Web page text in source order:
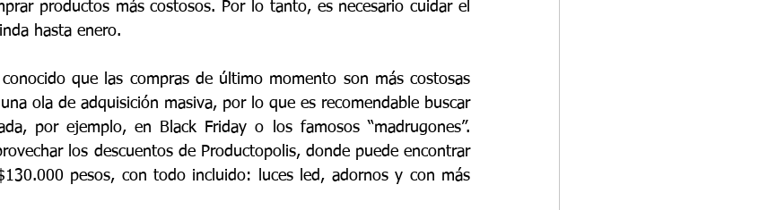
productos más costosos. Por lo tanto, es necesario cuidar el
hasta enero.
que las compras de último momento son más costosas
ola de adquisición masiva, por lo que es recomendable buscar
por ejemplo, en Black Friday o los famosos “madrugones”.
los descuentos de Productopolis, donde puede encontrar
pesos, con todo incluido: luces led, adornos y con más